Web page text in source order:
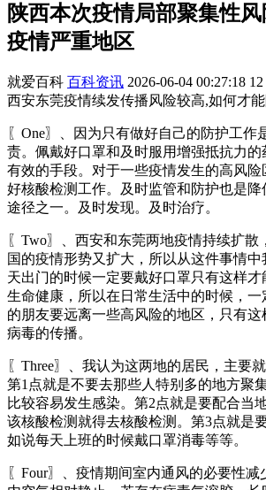
陕西本次疫情局部聚集性
疫情严重地区
就爱百科 百科资讯 2026-06-04 00:27:18 12
西安东莞疫情续发传播风险较高,如何才
〖One〗、因为只有做好自己的防护工作
责。佩戴好口罩和及时服用增强抵抗力
有效的手段。对于一些疫情发生的高风
好核酸检测工作。及时监管和防护也是
途径之一。及时发现。及时治疗。
〖Two〗、西安和东莞两地疫情持续扩散
国的疫情形势又扩大，所以从这件事情
天出门的时候一定要戴好口罩只有这样
生命健康，所以在日常生活中的时候，一
的朋友要远离一些高风险的地区，只有
病毒的传播。
〖Three〗、我认为这两地的居民，主要
第1点就是不要去那些人特别多的地方聚
比较容易发生感染。第2点就是要配合当
该核酸检测就得去核酸检测。第3点就是
如说每天上班的时候戴口罩消毒等等。
〖Four〗、疫情期间室内通风的必要性